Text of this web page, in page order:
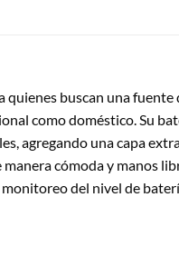
quienes buscan una
como doméstico. Su
agregando una capa
cómoda y manos
del nivel de